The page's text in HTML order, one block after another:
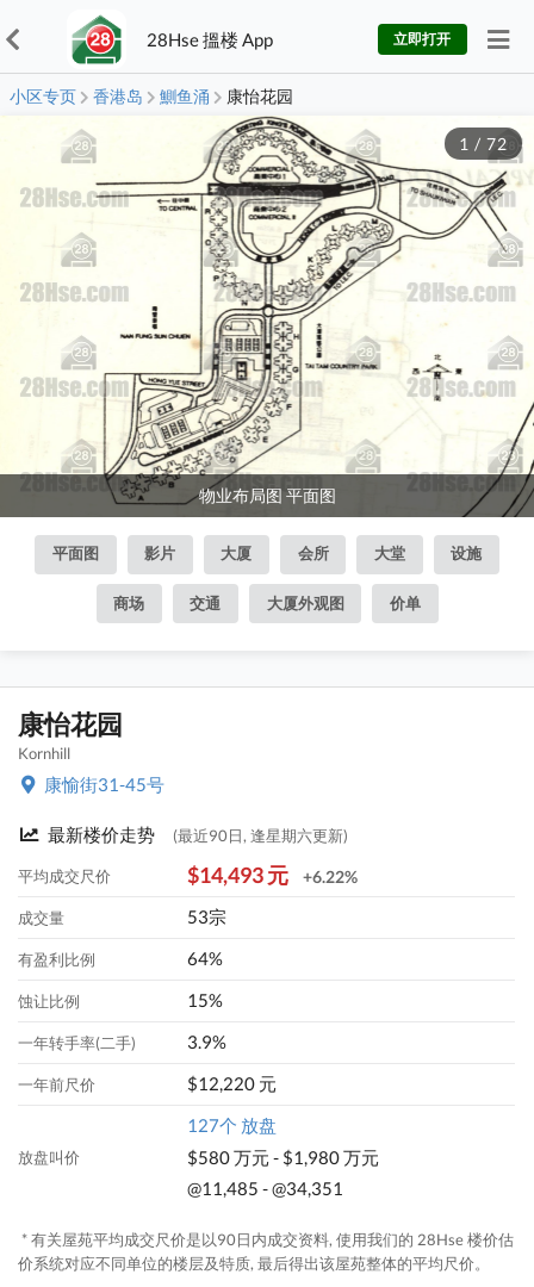
28Hse 搵楼 App 立即打开
小区专页 香港岛 鰂鱼涌 康怡花园
物业布局图 平面图
1 / 72
平面图 影片 大厦 会所 大堂 设施
商场 交通 大厦外观图 价单
康怡花园
Kornhill
康愉街31-45号
最新楼价走势 (最近90日, 逢星期六更新)
平均成交尺价 $14,493 元 +6.22%
成交量 53宗
有盈利比例 64%
蚀让比例 15%
一年转手率(二手) 3.9%
一年前尺价 $12,220 元
放盘叫价
127个 放盘
$580 万元 - $1,980 万元
@11,485 - @34,351
* 有关屋苑平均成交尺价是以90日内成交资料, 使用我们的 28Hse 楼价估
价系统对应不同单位的楼层及特质, 最后得出该屋苑整体的平均尺价。